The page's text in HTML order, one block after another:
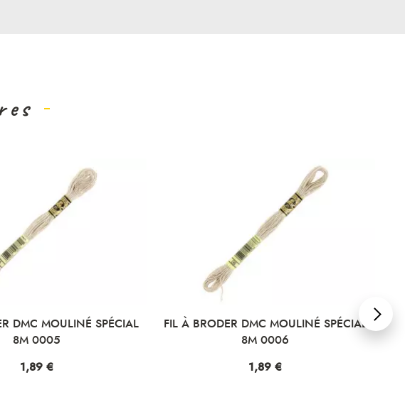
DMC MOULINÉ SPÉCIAL
8M 0005
Prix
1,89 €
FIL À BRODER DMC MOULINÉ SPÉCIAL
8M 0006
Prix
1,89 €